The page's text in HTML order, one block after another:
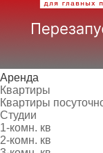
Аренда
Квартиры
Квартиры
Студии
1-комн. кв
2-комн. кв